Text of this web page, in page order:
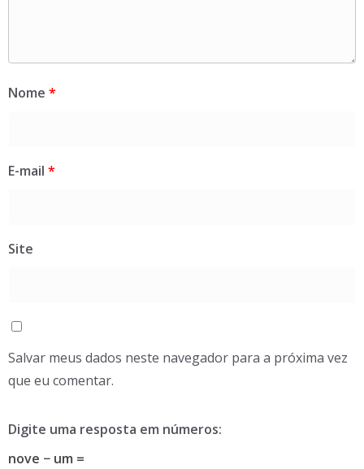
Nome *
E-mail *
Site
Salvar meus dados neste navegador para a próxima vez
que eu comentar.
Digite uma resposta em números:
nove − um =